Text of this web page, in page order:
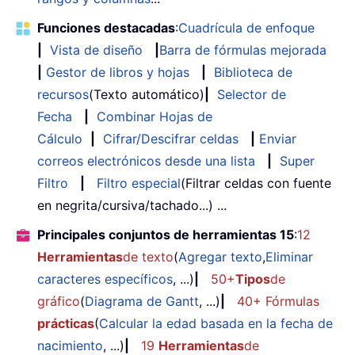
Funciones destacadas:Cuadrícula de enfoque
Vista de diseño
Barra de fórmulas mejorada
Gestor de libros y hojas
Biblioteca de
recursos(Texto automático)
Selector de
Fecha
Combinar Hojas de
Cálculo
Cifrar/Descifrar celdas
Enviar
correos electrónicos desde una lista
Super
Filtro
Filtro especial(Filtrar celdas con fuente
en negrita/cursiva/tachado...) ...
Principales conjuntos de herramientas 15:12
Herramientasde texto(Agregar texto,Eliminar
caracteres específicos, ...) 50+Tiposde
gráfico(Diagrama de Gantt, ...)
40+ Fórmulas
prácticas(Calcular la edad basada en la fecha de
nacimiento, ...) 19 Herramientasde